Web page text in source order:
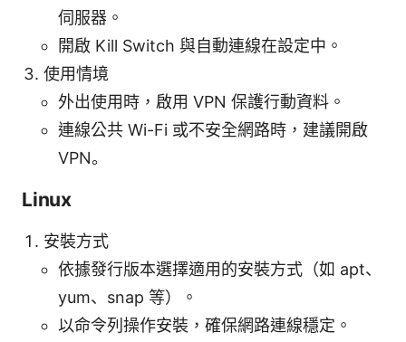
伺服器。
開啟 Kill Switch 與自動連線在設定中。
使用情境
外出使用時，啟用 VPN 保護行動資料。
連線公共 Wi-Fi 或不安全網路時，建議開啟
VPN。
Linux
安裝方式
依據發行版本選擇適用的安裝方式（如 apt、
yum、snap 等）。
以命令列操作安裝，確保網路連線穩定。